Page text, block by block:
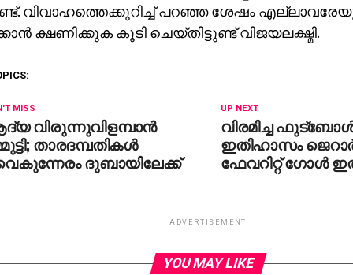
വിവാഹത്തെക്കുറിച്ച് പറഞ്ഞ ശേഷം
ക്ഷണിക്കുക കൂടി ചെയ്തിട്ടുണ്ട് വിജയലക്ഷ്മി.
UP NEXT
വിരമിച്ച
ഇതിഹാസം
ഫേവറിറ്റ് ഗോള്‍
MISS
വിരുന്നുവിളമ്പാന്‍
താരദമ്പതികള്‍
ദുബായിലേക്ക്
ADVERTISEMENT
YOU MAY LIKE